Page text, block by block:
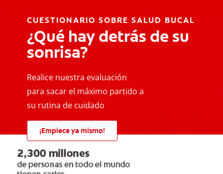
CUESTIONARIO SOBRE SALUD BUCAL
¿Qué hay detrás de su
sonrisa?
Realice nuestra evaluación
para sacar el máximo partido a
su rutina de cuidado
¡Empiece ya mismo!